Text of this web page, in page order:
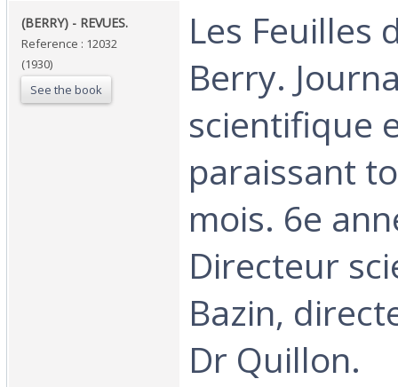
‎(BERRY) - REVUES.‎
Reference : 12032
(1930)
See the book
‎Les Feuilles
Berry.
scientifique
paraissant
mois. 6e
Directeur
Bazin,
Dr Quillon.‎